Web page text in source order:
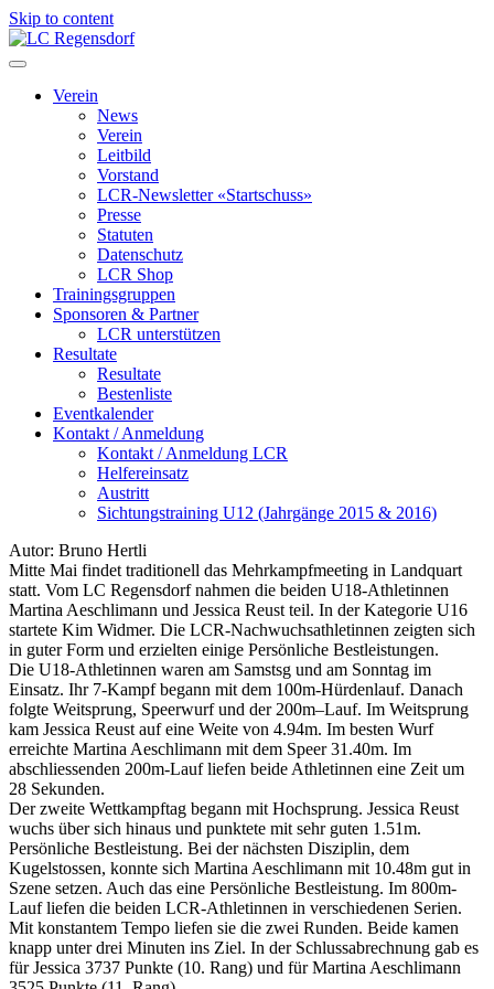
Skip to content
LC Regensdorf
Verein
News
Verein
Leitbild
Vorstand
LCR-Newsletter «Startschuss»
Presse
Statuten
Datenschutz
LCR Shop
Trainingsgruppen
Sponsoren & Partner
LCR unterstützen
Resultate
Resultate
Bestenliste
Eventkalender
Kontakt / Anmeldung
Kontakt / Anmeldung LCR
Helfereinsatz
Austritt
Sichtungstraining U12 (Jahrgänge 2015 & 2016)
Autor: Bruno Hertli
Mitte Mai findet traditionell das Mehrkampfmeeting in Landquart
statt. Vom LC Regensdorf nahmen die beiden U18-Athletinnen
Martina Aeschlimann und Jessica Reust teil. In der Kategorie U16
startete Kim Widmer. Die LCR-Nachwuchsathletinnen zeigten sich
in guter Form und erzielten einige Persönliche Bestleistungen.
Die U18-Athletinnen waren am Samstsg und am Sonntag im
Einsatz. Ihr 7-Kampf begann mit dem 100m-Hürdenlauf. Danach
folgte Weitsprung, Speerwurf und der 200m–Lauf. Im Weitsprung
kam Jessica Reust auf eine Weite von 4.94m. Im besten Wurf
erreichte Martina Aeschlimann mit dem Speer 31.40m. Im
abschliessenden 200m-Lauf liefen beide Athletinnen eine Zeit um
28 Sekunden.
Der zweite Wettkampftag begann mit Hochsprung. Jessica Reust
wuchs über sich hinaus und punktete mit sehr guten 1.51m.
Persönliche Bestleistung. Bei der nächsten Disziplin, dem
Kugelstossen, konnte sich Martina Aeschlimann mit 10.48m gut in
Szene setzen. Auch das eine Persönliche Bestleistung. Im 800m-
Lauf liefen die beiden LCR-Athletinnen in verschiedenen Serien.
Mit konstantem Tempo liefen sie die zwei Runden. Beide kamen
knapp unter drei Minuten ins Ziel. In der Schlussabrechnung gab es
für Jessica 3737 Punkte (10. Rang) und für Martina Aeschlimann